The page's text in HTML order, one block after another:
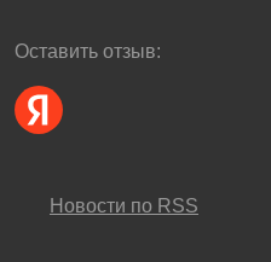
Оставить отзыв:
Новости по RSS